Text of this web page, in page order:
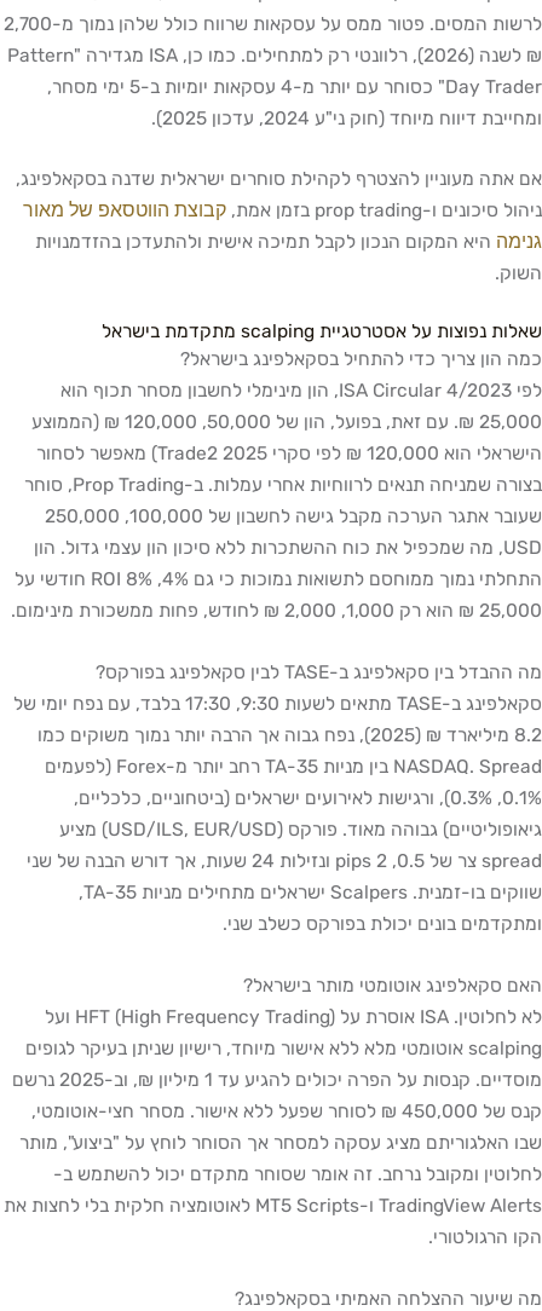
לרשות המסים. פטור ממס על עסקאות שרווח כולל שלהן נמוך מ-2,700
₪ לשנה (2026), רלוונטי רק למתחילים. כמו כן, ISA מגדירה "Pattern
Day Trader" כסוחר עם יותר מ-4 עסקאות יומיות ב-5 ימי מסחר,
ומחייבת דיווח מיוחד (חוק ני"ע 2024, עדכון 2025).
אם אתה מעוניין להצטרף לקהילת סוחרים ישראלית שדנה בסקאלפינג,
ניהול סיכונים ו-prop trading בזמן אמת,
קבוצת הווטסאפ של מאור
גנימה היא המקום הנכון לקבל תמיכה אישית ולהתעדכן בהזדמנויות
השוק.
שאלות נפוצות על אסטרטגיית scalping מתקדמת בישראל
כמה הון צריך כדי להתחיל בסקאלפינג בישראל?
לפי ISA Circular 4/2023, הון מינימלי לחשבון מסחר תכוף הוא
25,000 ₪. עם זאת, בפועל, הון של 50,000, 120,000 ₪ (הממוצע
הישראלי הוא 120,000 ₪ לפי סקרי Trade2 2025) מאפשר לסחור
בצורה שמניחה תנאים לרווחיות אחרי עמלות. ב-Prop Trading, סוחר
שעובר אתגר הערכה מקבל גישה לחשבון של 100,000, 250,000
USD, מה שמכפיל את כוח ההשתכרות ללא סיכון הון עצמי גדול. הון
התחלתי נמוך ממוחסם לתשואות נמוכות כי גם 4%, 8% ROI חודשי על
25,000 ₪ הוא רק 1,000, 2,000 ₪ לחודש, פחות ממשכורת מינימום.
מה ההבדל בין סקאלפינג ב-TASE לבין סקאלפינג בפורקס?
סקאלפינג ב-TASE מתאים לשעות 9:30, 17:30 בלבד, עם נפח יומי של
8.2 מיליארד ₪ (2025), נפח גבוה אך הרבה יותר נמוך משוקים כמו
NASDAQ. Spread בין מניות TA-35 רחב יותר מ-Forex (לפעמים
0.1%, 0.3%), ורגישות לאירועים ישראלים (ביטחוניים, כלכליים,
גיאופוליטיים) גבוהה מאוד. פורקס (USD/ILS, EUR/USD) מציע
spread צר של 0.5, 2 pips ונזילות 24 שעות, אך דורש הבנה של שני
שווקים בו-זמנית. Scalpers ישראלים מתחילים מניות TA-35,
ומתקדמים בונים יכולת בפורקס כשלב שני.
האם סקאלפינג אוטומטי מותר בישראל?
לא לחלוטין. ISA אוסרת על HFT (High Frequency Trading) ועל
scalping אוטומטי מלא ללא אישור מיוחד, רישיון שניתן בעיקר לגופים
מוסדיים. קנסות על הפרה יכולים להגיע עד 1 מיליון ₪, וב-2025 נרשם
קנס של 450,000 ₪ לסוחר שפעל ללא אישור. מסחר חצי-אוטומטי,
שבו האלגוריתם מציג עסקה למסחר אך הסוחר לוחץ על "ביצוע", מותר
לחלוטין ומקובל נרחב. זה אומר שסוחר מתקדם יכול להשתמש ב-
TradingView Alerts ו-MT5 Scripts לאוטומציה חלקית בלי לחצות את
הקו הרגולטורי.
מה שיעור ההצלחה האמיתי בסקאלפינג?